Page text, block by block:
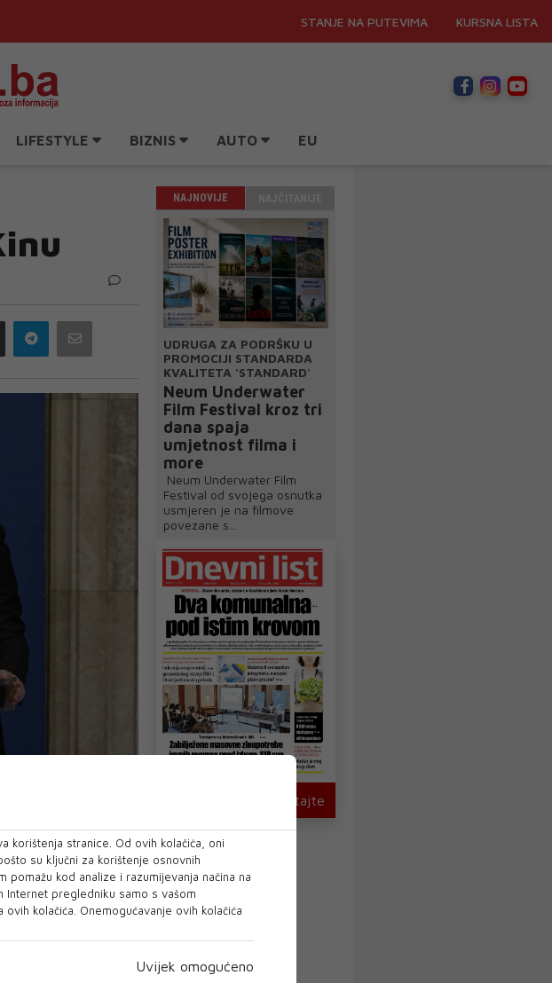
STANJE NA PUTEVIMA KURSNA LISTA
LIFESTYLE BIZNIS AUTO EU
Print Telegram
posjetu
Jinpinga,
objavljeni,
NAJNOVIJE
UDRUGA ZA PODRŠKU U
PROMOCIJI STANDARDA
KVALITETA 'STANDARD'
Neum Underwater
Film Festival kroz tri
dana spaja
umjetnost filma i
more
Neum Underwater Film
Festival od svojega osnutka
usmjeren je na filmove
povezane s...
U novom broju pročitajte
korištenja stranice. Od ovih kolačića, oni
su ključni za korištenje osnovnih
pomažu kod analize i razumijevanja načina na
Internet pregledniku samo s vašom
kolačića. Onemogućavanje ovih kolačića
Uvijek omogućeno